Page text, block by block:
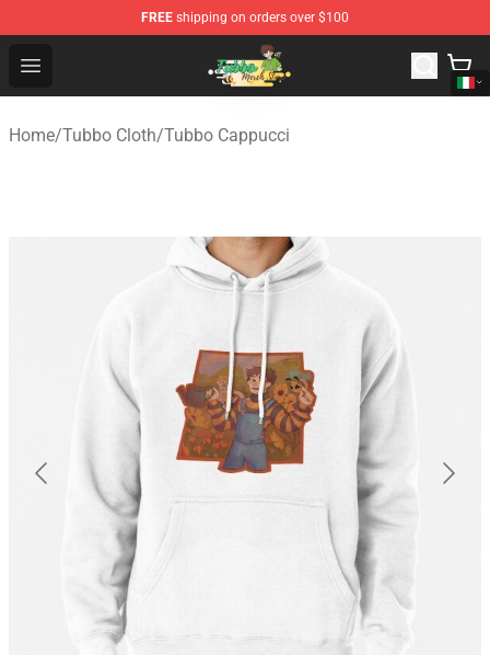
FREE shipping on orders over $100
Open menu
Tubbo Store - Official Tubbo Merchandise Shop
Home/Tubbo Cloth/Tubbo Cappucci